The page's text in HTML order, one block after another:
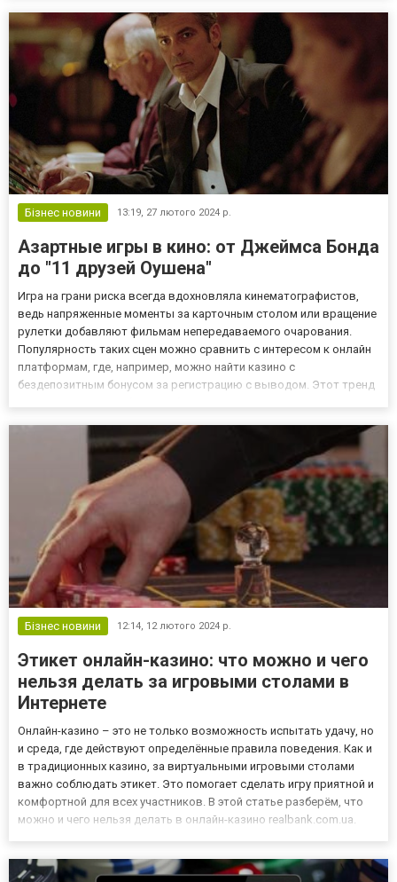
Бізнес новини 13:19, 27 лютого 2024 р.
Азартные игры в кино: от Джеймса Бонда
до "11 друзей Оушена"
Игра на грани риска всегда вдохновляла кинематографистов,
ведь напряженные моменты за карточным столом или вращение
рулетки добавляют фильмам непередаваемого очарования.
Популярность таких сцен можно сравнить с интересом к онлайн
платформам, где, например, можно найти казино с
бездепозитным бонусом за регистрацию с выводом. Этот тренд
Джеймсе Бо...
Бізнес новини 12:14, 12 лютого 2024 р.
Этикет онлайн-казино: что можно и чего
нельзя делать за игровыми столами в
Интернете
Онлайн-казино – это не только возможность испытать удачу, но
и среда, где действуют определённые правила поведения. Как и
в традиционных казино, за виртуальными игровыми столами
важно соблюдать этикет. Это помогает сделать игру приятной и
комфортной для всех участников. В этой статье разберём, что
можно и чего нельзя делать в онлайн-казино realbank.com.ua.